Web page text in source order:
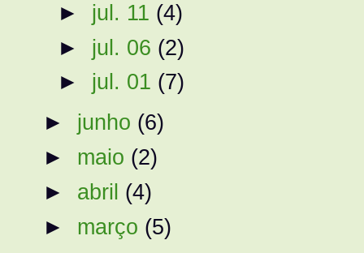
► jul. 11 (4)
► jul. 06 (2)
► jul. 01 (7)
► junho (6)
► maio (2)
► abril (4)
► março (5)